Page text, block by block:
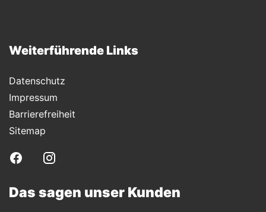
Weiterführende Links
Datenschutz
Impressum
Barrierefreiheit
Sitemap
Das sagen unser Kunden